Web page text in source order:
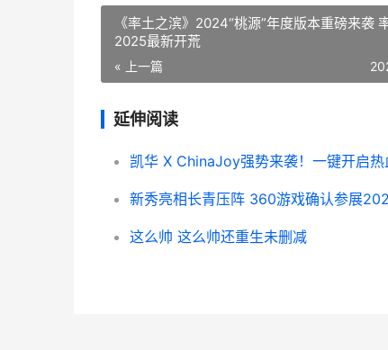
《率土之滨》2024“桃源”年度版本重磅来袭
2025最新开荒
« 上一篇
延伸阅读
这么帅 这么帅还重生未删减